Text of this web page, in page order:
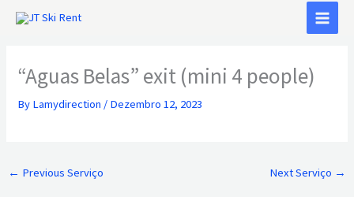
“Aguas Belas” exit (mini 4 people)
By Lamydirection / Dezembro 12, 2023
← Previous Serviço Next Serviço →